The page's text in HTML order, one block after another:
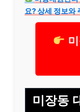
요? 상세 정보와
미장동